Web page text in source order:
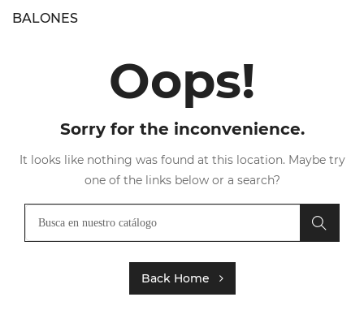
BALONES
Oops!
Sorry for the inconvenience.
It looks like nothing was found at this location. Maybe try
one of the links below or a search?
Back Home